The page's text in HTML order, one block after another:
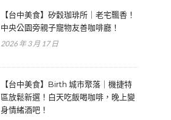
【台中美食】矽穀珈琲所｜老宅飄香！
中央公園旁親子寵物友善咖啡廳！
2026 年 3 月 17 日
【台中美食】Birth 城市聚落｜機捷特
區放鬆新選！白天吃飯喝咖啡，晚上變
身情緒酒吧！